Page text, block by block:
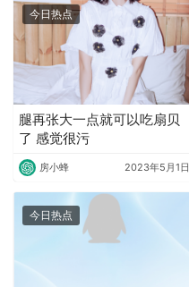
今日热点
腿再张大一点就可以吃扇贝
了 感觉很污
房小蜂 2023年5月1日
今日热点